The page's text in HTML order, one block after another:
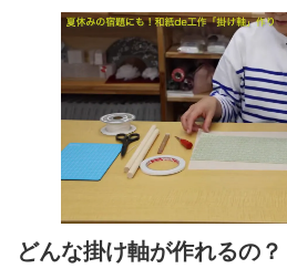
どんな掛け軸が作れるの？